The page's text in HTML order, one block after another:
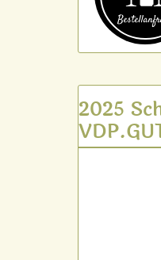
2025